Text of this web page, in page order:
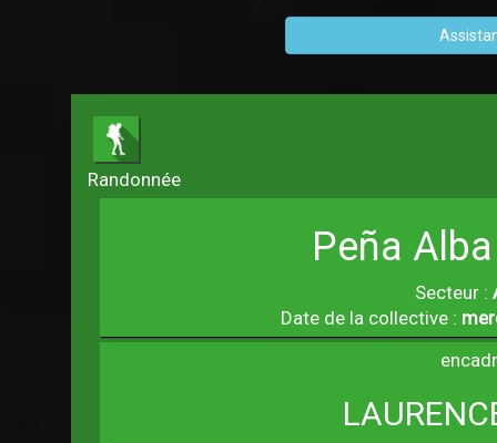
Randonnée
Peña
Secteur :
Date de la collective :